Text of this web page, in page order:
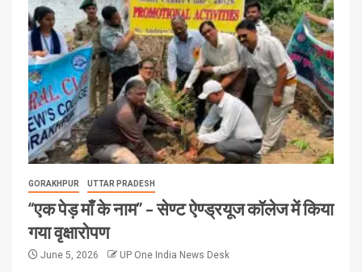
GORAKHPUR UTTAR PRADESH
“एक पेड़ माँ के नाम” – सेण्ट ऐण्ड्रयूज कॉलेज में किया
गया वृक्षारोपण
June 5, 2026 UP One India News Desk